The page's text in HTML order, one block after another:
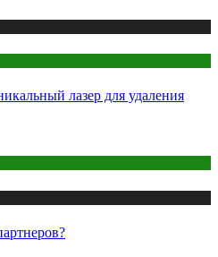
лазер для удаления